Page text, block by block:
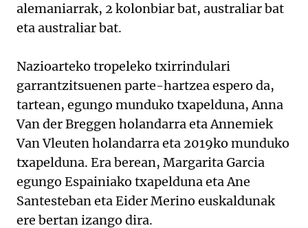
alemaniarrak, 2 kolonbiar bat, australiar bat
eta australiar bat.
Nazioarteko tropeleko txirrindulari
garrantzitsuenen parte-hartzea espero da,
tartean, egungo munduko txapelduna, Anna
Van der Breggen holandarra eta Annemiek
Van Vleuten holandarra eta 2019ko munduko
txapelduna. Era berean, Margarita Garcia
egungo Espainiako txapelduna eta Ane
Santesteban eta Eider Merino euskaldunak
ere bertan izango dira.